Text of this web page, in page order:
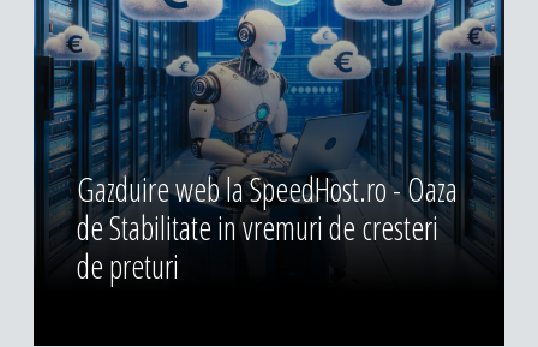
Gazduire web la SpeedHost.ro - Oaza
de Stabilitate in vremuri de cresteri
de preturi